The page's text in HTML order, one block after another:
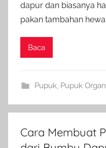
dapur dan biasanya
pakan tambahan
Baca
Pupuk, Pupuk
Cara Membuat